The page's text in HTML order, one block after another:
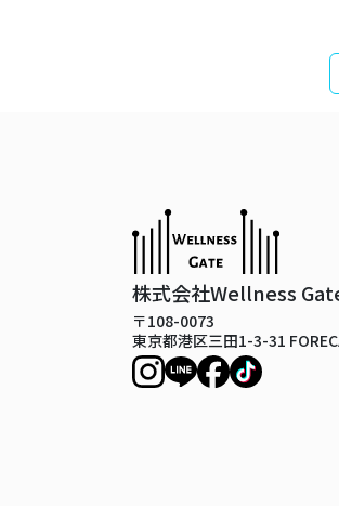
株式会社Wellness
〒108-0073
東京都港区三田1-3-31